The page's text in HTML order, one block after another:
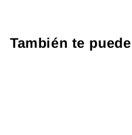
También te